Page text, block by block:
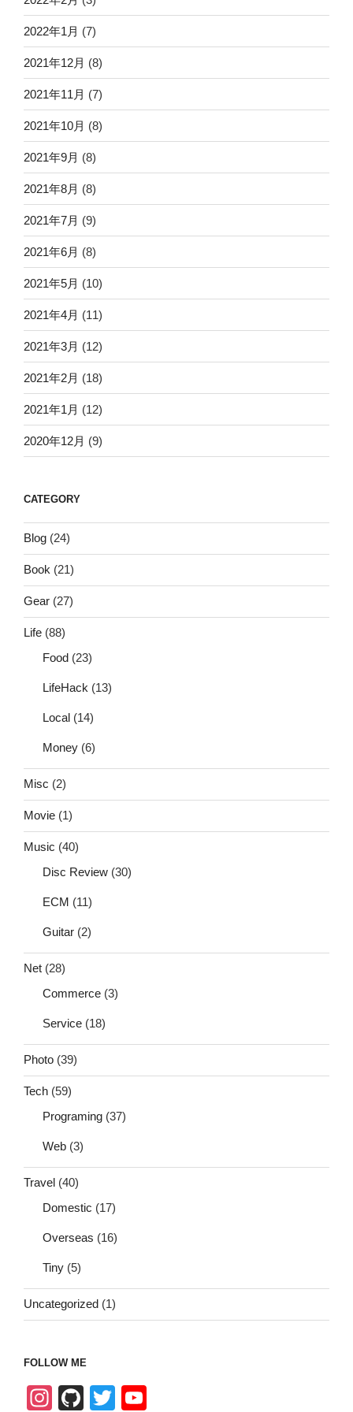
2022年1月 (7)
2021年12月 (8)
2021年11月 (7)
2021年10月 (8)
2021年9月 (8)
2021年8月 (8)
2021年7月 (9)
2021年6月 (8)
2021年5月 (10)
2021年4月 (11)
2021年3月 (12)
2021年2月 (18)
2021年1月 (12)
2020年12月 (9)
CATEGORY
Blog (24)
Book (21)
Gear (27)
Life (88)
Food (23)
LifeHack (13)
Local (14)
Money (6)
Misc (2)
Movie (1)
Music (40)
Disc Review (30)
ECM (11)
Guitar (2)
Net (28)
Commerce (3)
Service (18)
Photo (39)
Tech (59)
Programing (37)
Web (3)
Travel (40)
Domestic (17)
Overseas (16)
Tiny (5)
Uncategorized (1)
FOLLOW ME
In
Gi T